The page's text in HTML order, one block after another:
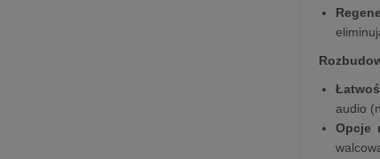
audio
Opcje